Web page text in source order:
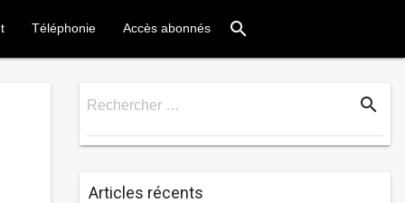
Téléphonie Accès abonnés search
Rechercher … search
Articles récents